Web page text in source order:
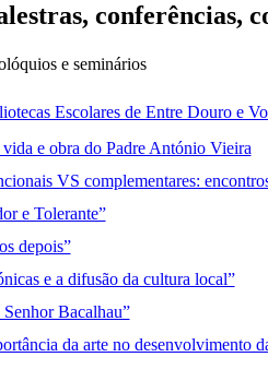
conferências,
Escolares de Entre Douro e
vida e obra do Padre António Vieira
VS complementares:
e Tolerante”
depois”
e a difusão da cultura local”
Bacalhau”
da arte no desenvolvimento